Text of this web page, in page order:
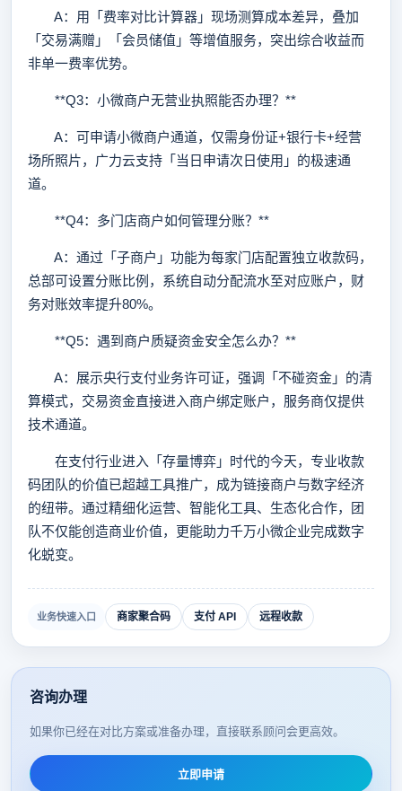
A：用「费率对比计算器」现场测算成本差异，叠加
「交易满赠」「会员储值」等增值服务，突出综合收益而
非单一费率优势。
**Q3：小微商户无营业执照能否办理？**
A：可申请小微商户通道，仅需身份证+银行卡+经营
场所照片，广力云支持「当日申请次日使用」的极速通
道。
**Q4：多门店商户如何管理分账？**
A：通过「子商户」功能为每家门店配置独立收款码，
总部可设置分账比例，系统自动分配流水至对应账户，财
务对账效率提升80%。
**Q5：遇到商户质疑资金安全怎么办？**
A：展示央行支付业务许可证，强调「不碰资金」的清
算模式，交易资金直接进入商户绑定账户，服务商仅提供
技术通道。
在支付行业进入「存量博弈」时代的今天，专业收款
码团队的价值已超越工具推广，成为链接商户与数字经济
的纽带。通过精细化运营、智能化工具、生态化合作，团
队不仅能创造商业价值，更能助力千万小微企业完成数字
化蜕变。
业务快速入口 商家聚合码 支付 API 远程收款
咨询办理
如果你已经在对比方案或准备办理，直接联系顾问会更高效。
立即申请